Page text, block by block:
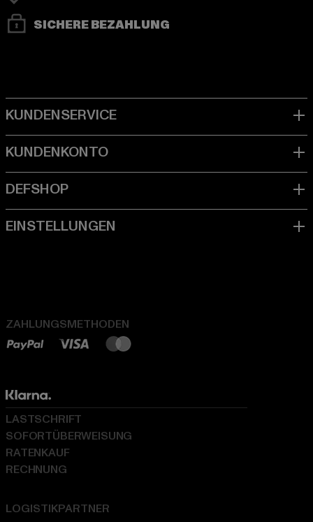
SICHERE BEZAHLUNG
ZAHLUNGSMETHODEN
LOGISTIKPARTNER
LASTSCHRIFT
SOFORTÜBERWEISUNG
RATENKAUF
RECHNUNG